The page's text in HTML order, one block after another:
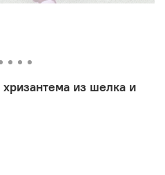
из шелка и